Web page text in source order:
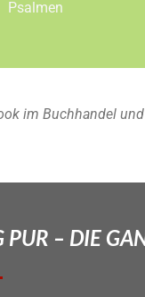
Psalmen
im Buchhandel
– DIE